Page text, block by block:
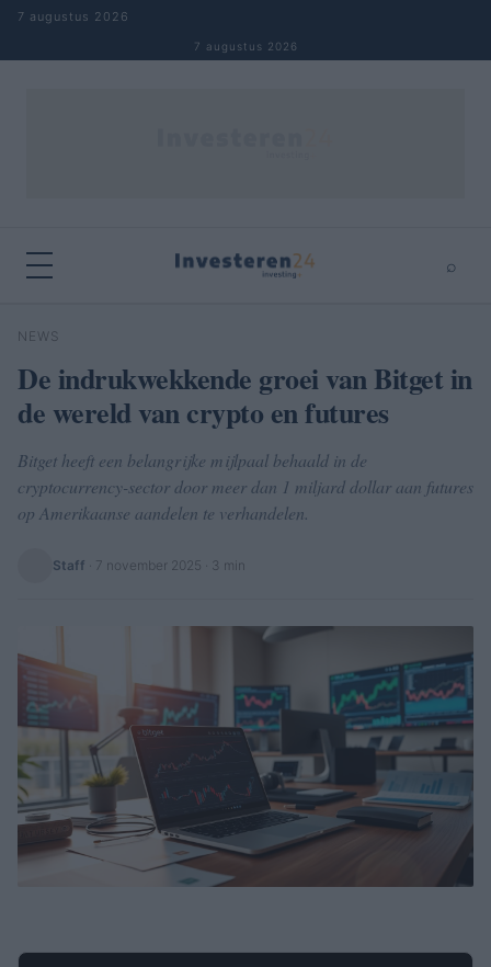
Naar inhoud springen
7 augustus 2026
7 augustus 2026
⌕
Zoeken
NEWS
De indrukwekkende groei van Bitget in
de wereld van crypto en futures
Bitget heeft een belangrijke mijlpaal behaald in de
cryptocurrency-sector door meer dan 1 miljard dollar aan futures
op Amerikaanse aandelen te verhandelen.
Staff 7 november 2025 · 3 min